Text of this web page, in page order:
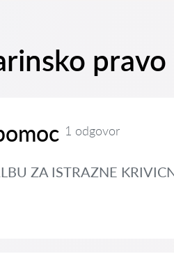
pravo
1 odgovor
ZA ISTRAZNE